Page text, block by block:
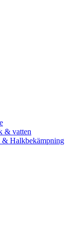
& vatten
& Halkbekämpning